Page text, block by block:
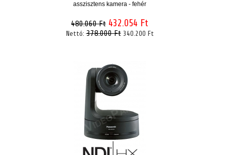
asszisztens kamera - fehér
480.060 Ft 432.054 Ft
Nettó:378.000 Ft 340.200 Ft